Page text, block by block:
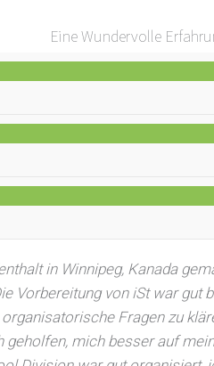
Eine Wundervolle
in Winnipeg, Kanada
Vorbereitung von iSt war
Fragen zu
mich besser auf